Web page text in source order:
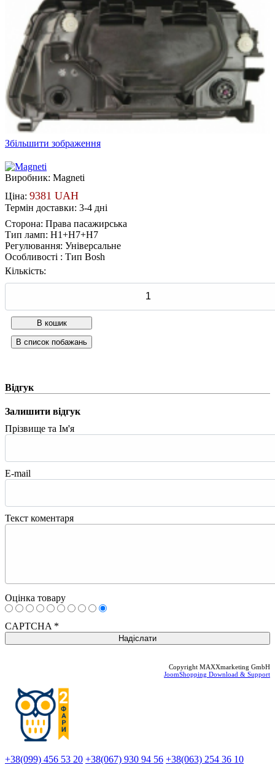
Збільшити зображення
Виробник: Magneti
Ціна: 9381 UAH
Термін доставки: 3-4 дні
Сторона: Права пасажирська
Тип ламп: H1+H7+H7
Регулювання: Універсальне
Особливості : Тип Bosh
Кількість:
Відгук
Залишити відгук
Прізвище та Ім'я
E-mail
Текст коментаря
Оцінка товару
CAPTCHA *
Copyright MAXXmarketing GmbH
JoomShopping Download & Support
+38(099) 456 53 20 +38(067) 930 94 56 +38(063) 254 36 10